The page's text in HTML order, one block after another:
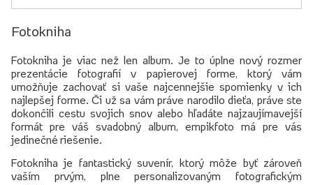
Fotokniha
Fotokniha je viac než len album. Je to úplne nový rozmer
prezentácie fotografií v papierovej forme, ktorý vám
umožňuje zachovať si vaše najcennejšie spomienky v ich
najlepšej forme. Či už sa vám práve narodilo dieťa, práve ste
dokončili cestu svojich snov alebo hľadáte najzaujímavejší
formát pre váš svadobný album, empikfoto má pre vás
jedinečné riešenie.
Fotokniha je fantastický suvenír, ktorý môže byť zároveň
vaším prvým, plne personalizovaným fotografickým